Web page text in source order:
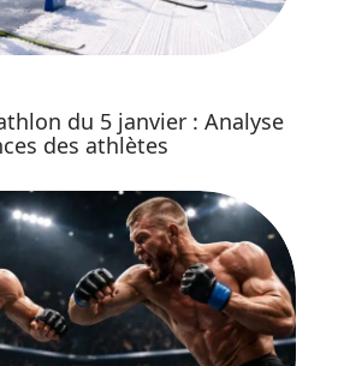
du 5 janvier : Analyse
des athlètes